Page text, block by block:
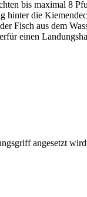
bis maximal 8
die
Fisch aus dem
einen
angesetzt